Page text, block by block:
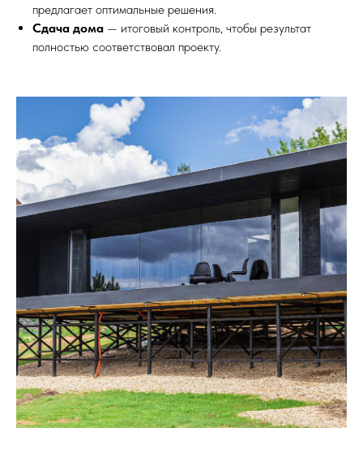
предлагает оптимальные решения.
Сдача дома — итоговый контроль, чтобы результат
полностью соответствовал проекту.